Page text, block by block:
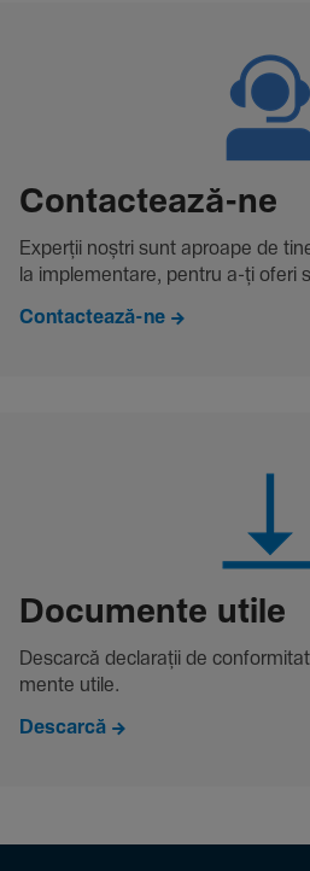
Contac­tează-ne
Experții noștri sunt aproape de
la imple­men­tare, pentru a-ți oferi
Contactează-ne
Docu­mente utile
Descarcă decla­rații de
mente utile.
Descarcă